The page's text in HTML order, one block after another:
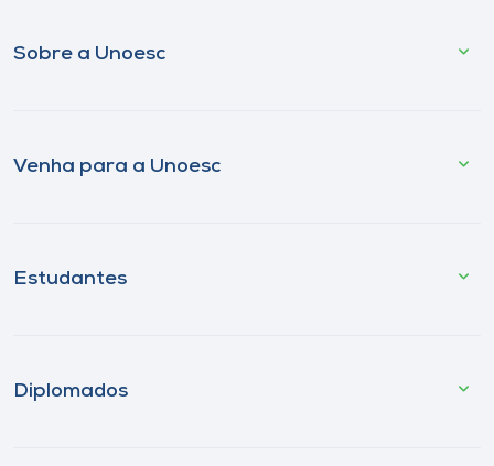
Sobre a Unoesc
Venha para a Unoesc
Estudantes
Diplomados